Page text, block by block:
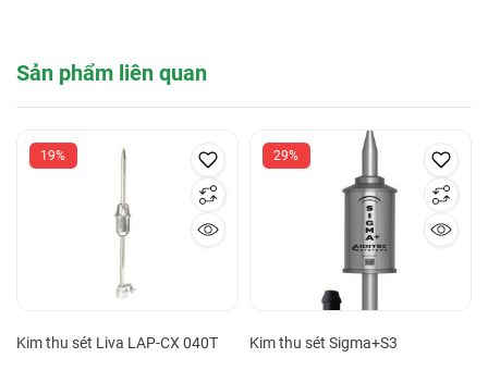
Sản phẩm liên quan
19%
Kim thu sét Liva LAP-CX 040T
29%
Kim thu sét Sigma+S3